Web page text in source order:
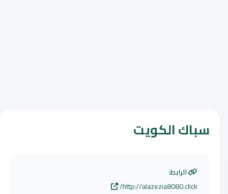
سباك الكويت
الرابط:
http://alazezia8080.click/